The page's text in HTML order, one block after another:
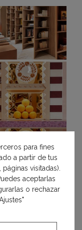
para fines
a partir de tus
visitadas).
aceptarlas
o rechazar